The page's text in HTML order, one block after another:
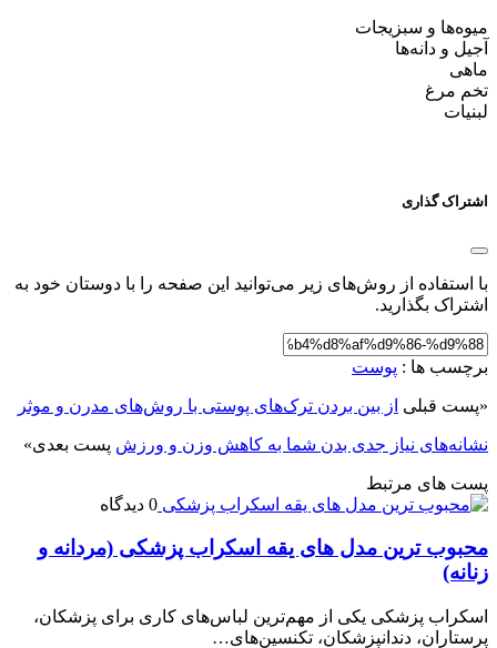
میوه‌ها و سبزیجات
آجیل و دانه‌ها
ماهی
تخم مرغ
لبنیات
اشتراک گذاری
با استفاده از روش‌های زیر می‌توانید این صفحه را با دوستان خود به
اشتراک بگذارید.
برچسب ها : پوست
«پست قبلی از بین بردن ترک‌های پوستی با روش‌های مدرن و موثر
نشانه‌های نیاز جدی بدن شما به کاهش وزن و ورزش پست بعدی»
پست های مرتبط
0 دیدگاه
محبوب ترین مدل های یقه اسکراب پزشکی (مردانه و
زنانه)
اسکراب پزشکی یکی از مهم‌ترین لباس‌های کاری برای پزشکان،
پرستاران، دندانپزشکان، تکنسین‌های…